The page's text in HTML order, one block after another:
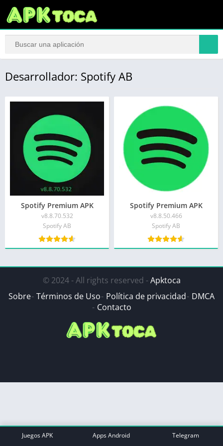
Desarrollador: Spotify AB
Spotify Premium APK
v8.8.70.532
Spotify AB
Spotify Premium APK
v8.8.50.466
Spotify AB
© 2024 - All rights reserved -Apktoca
Sobre Términos de Uso Política de privacidad DMCA
Contacto
Juegos APK Apps Android Telegram